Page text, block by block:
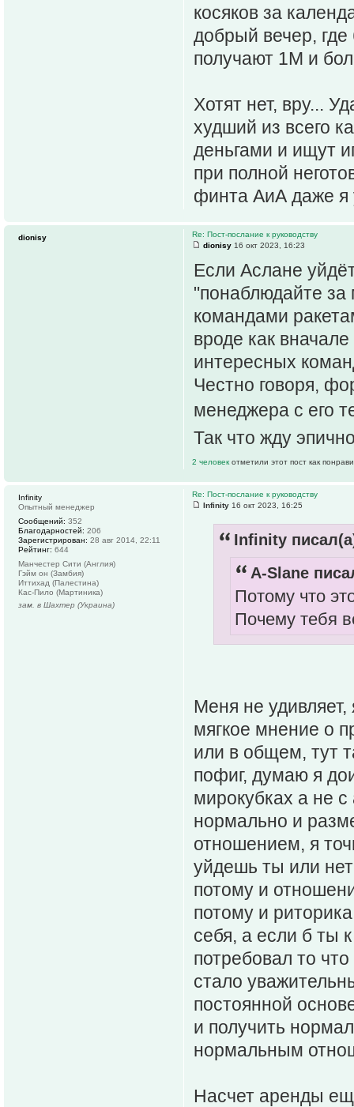
косяков за
добрый вечер, где
получают 1М и
Хотят нет, вру...
худший из всего
деньгами и ищут
при полной
финта АиА даже я
Re: Пост-послание к руководству
dionisy 16 окт 2023, 16:23
Если Аслане
"понаблюдайте за
командами
вроде как
интересных
Честно говоря,
менеджера с его
Так что жду
2 человек отметили этот пост как
dionisy
Re: Пост-послание к руководству
Infinity 16 окт 2023, 16:25
Infinity
A-Slane
Потому что
Почему тебя
Меня не
мягкое мнение о
или в общем, тут
пофиг, думаю я
мирокубках а не с
нормально и
отношением, я
уйдешь ты или
потому и
потому и
себя, а если б ты
потребовал то
стало
постоянной
и получить
нормальным
Насчет аренды
Infinity
Опытный менеджер
Сообщений: 352
Благодарностей: 206
Зарегистрирован: 28 авг 2014, 22:11
Рейтинг: 644
Манчестер Сити (Англия)
Гэйм он (Замбия)
Иттихад (Палестина)
Кас-Пило (Мартиника)
зам. в Шахтер (Украина)